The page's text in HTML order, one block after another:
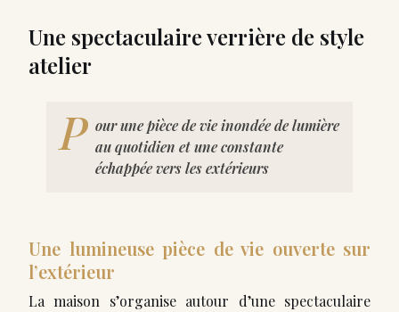
Une spectaculaire verrière de style
atelier
P our une pièce de vie inondée de lumière
au quotidien et une constante
échappée vers les extérieurs
Une lumineuse pièce de vie ouverte sur
l’extérieur
La maison s’organise autour d’une spectaculaire